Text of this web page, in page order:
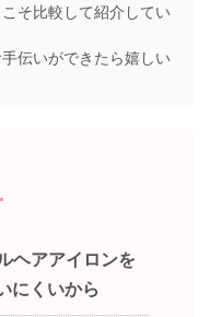
そ比較して紹介してい
伝いができたら嬉しい
ヘアアイロンを
にくいから